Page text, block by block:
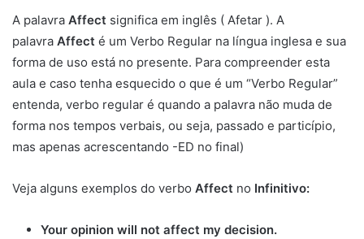
A palavra Affect significa em inglês ( Afetar ). A
palavra Affect é um Verbo Regular na língua inglesa e sua
forma de uso está no presente. Para compreender esta
aula e caso tenha esquecido o que é um “Verbo Regular”
entenda, verbo regular é quando a palavra não muda de
forma nos tempos verbais, ou seja, passado e particípio,
mas apenas acrescentando -ED no final)
Veja alguns exemplos do verbo Affect no Infinitivo:
Your opinion will not affect my decision.